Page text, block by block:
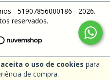
o uso de cookies para
de compra.
- 51907856000186 - 2026.
reservados.